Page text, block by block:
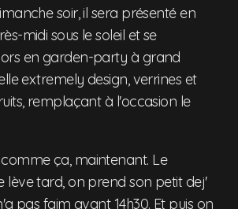
soir, il sera présenté en
midi sous le soleil et se
en garden-party à grand
extremely design, verrines et
remplaçant à l'occasion le
ça, maintenant. Le
lève tard, on prend son petit dej'
pas faim avant 14h30. Et puis on